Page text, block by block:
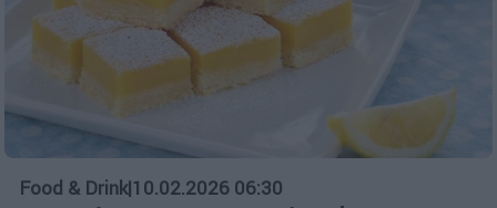
Food & Drink|10.02.2026 06:30